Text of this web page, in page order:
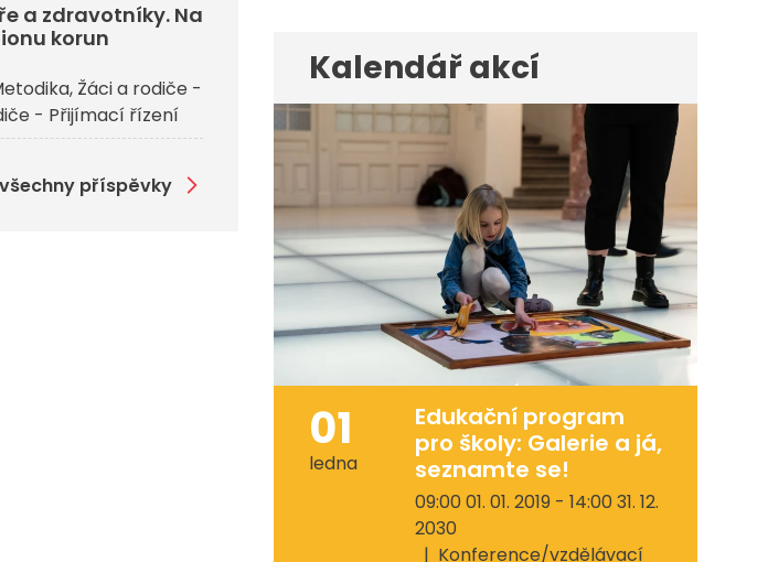
a zdravotníky. Na
korun
Žáci a rodiče -
- Přijímací řízení
příspěvky
Kalendář akcí
01
ledna
Edukační program
pro školy: Galerie a já,
seznamte se!
09:00 01. 01. 2019 - 14:00 31. 12.
2030
Konference/vzdělávací